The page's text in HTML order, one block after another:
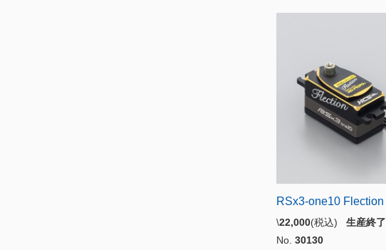
RSx3-one10 Flection
\22,000(税込) 生産終了
No. 30130